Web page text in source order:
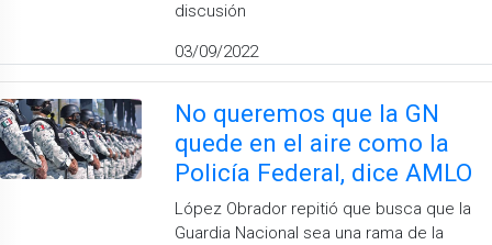
discusión
03/09/2022
No queremos que la GN
quede en el aire como la
Policía Federal, dice AMLO
López Obrador repitió que busca que la
Guardia Nacional sea una rama de la